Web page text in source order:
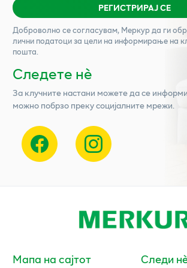
РЕГИСТРИРАЈ СЕ
Доброволно се согласувам, Меркурда ги
лични податоци за цели на информирање на
пошта.
Следете нѐ
За клучните настани можете да се
можно побрзо преку социјалните мрежи.
Мапа на сајтот Следи